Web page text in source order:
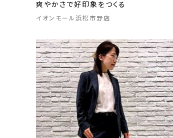
爽やかさで好印象をつくる
イオンモール浜松市野店